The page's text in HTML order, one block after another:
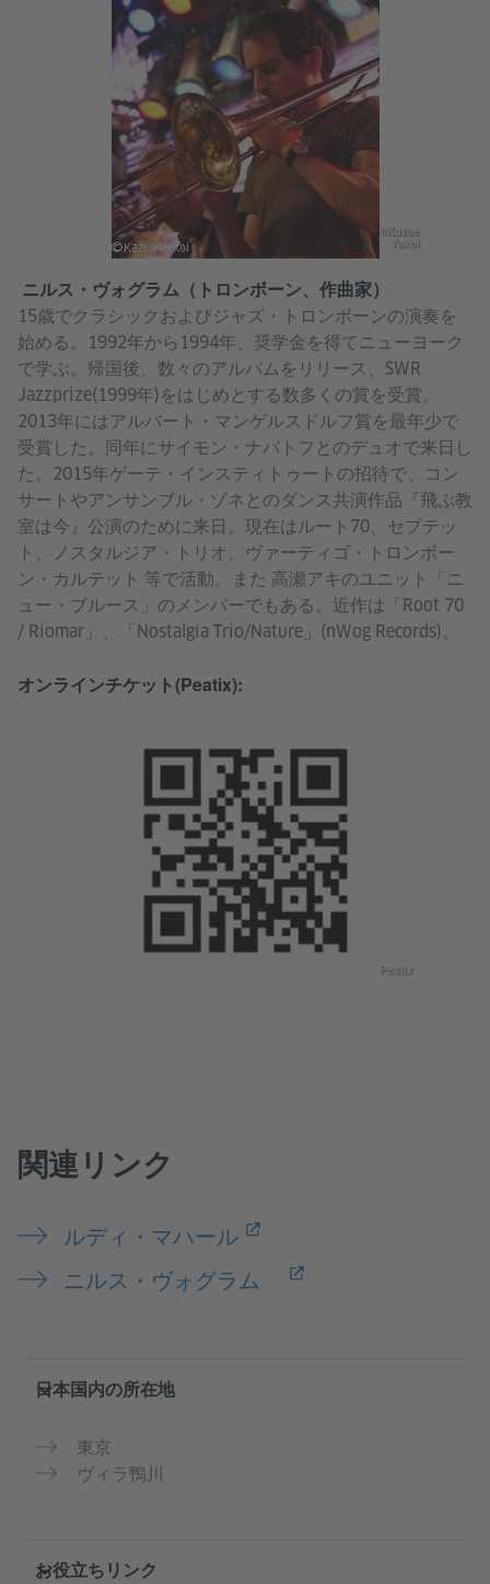
©Kazue
Yokoi
ニルス・ヴォグラム（トロンボーン、作曲家）
15歳でクラシックおよびジャズ・トロンボーンの演奏を
始める。1992年から1994年、奨学金を得てニューヨーク
で学ぶ。帰国後、数々のアルバムをリリース、SWR
Jazzprize(1999年)をはじめとする数多くの賞を受賞。
2013年にはアルバート・マンゲルスドルフ賞を最年少で
受賞した。同年にサイモン・ナバトフとのデュオで来日し
た。2015年ゲーテ・インスティトゥートの招待で、コン
サートやアンサンブル・ゾネとのダンス共演作品『飛ぶ教
室は今』公演のために来日。現在はルート70、セプテッ
ト、ノスタルジア・トリオ、ヴァーティゴ・トロンボー
ン・カルテット 等で活動。また 高瀬アキのユニット「ニ
ュー・ブルース」のメンバーでもある。近作は「Root 70
/ Riomar」、「Nostalgia Trio/Nature」(nWog Records)。
オンラインチケット(Peatix):
Peatix
関連リンク
ルディ・マハール
ニルス・ヴォグラム
Service- und Informationsbereich
日本国内の所在地
東京
ヴィラ鴨川
お役立ちリンク